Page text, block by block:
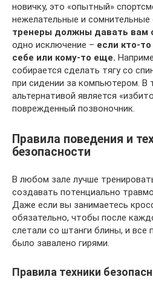
новичку, это «опытный»
нежелательные и сомнительные
тренеры должны давать вам
одно исключение – если кто-
себе или кому-то еще.
собирается сделать тягу со
при сидении за компьютером. В
альтернативой является
поврежденный позвоночник.
Правила поведения и
безопасности
В любом зале лучше
создавать потенциально
Даже если вы занимаетесь
обязательно, чтобы после
слетали со штанги блины, и все
было завалено гирями.
Правила техники